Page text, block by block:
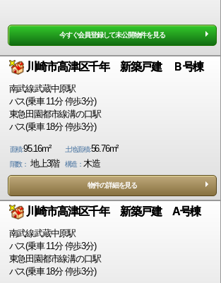
今すぐ会員登録して未公開物件を見る
川崎市高津区千年 新築戸建 Ｂ号棟
南武線武蔵中原駅
バス(乗車 11分 停歩3分)
東急田園都市線溝の口駅
バス(乗車 18分 停歩3分)
面積:95.16m² 土地面積:56.76m²
階数： 地上3階 構造： 木造
物件の詳細を見る
川崎市高津区千年 新築戸建 A号棟
南武線武蔵中原駅
バス(乗車 11分 停歩3分)
東急田園都市線溝の口駅
バス(乗車 18分 停歩3分)